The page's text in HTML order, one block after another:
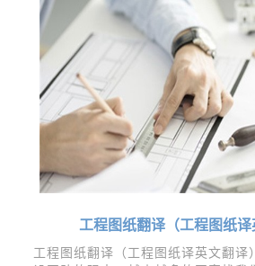
工程图纸翻译（工程图纸译
工程图纸翻译（工程图纸译英文翻译